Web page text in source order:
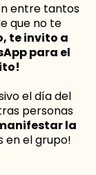
entre tantos
que no te
te invito a
para el
el día del
personas
la
en el grupo!